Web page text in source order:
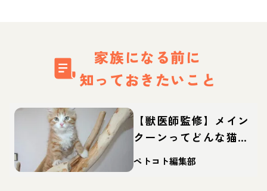
家族になる前に
知っておきたいこと
【獣医師監修】メイン
クーンってどんな猫？
性格・体重・寿命の特
徴・迎え方
ペトコト編集部